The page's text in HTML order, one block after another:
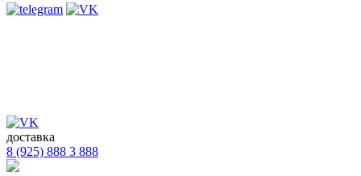
доставка
8 (925) 888 3 888